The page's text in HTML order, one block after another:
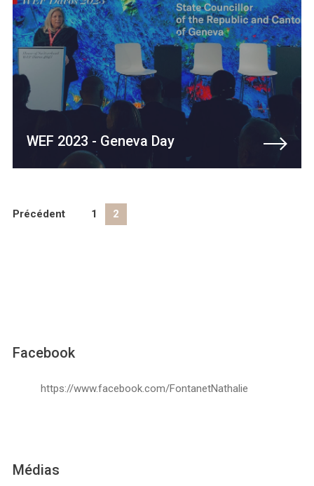
WEF 2023 - Geneva Day
Précédent 1 2
Facebook
https://www.facebook.com/FontanetNathalie
Médias